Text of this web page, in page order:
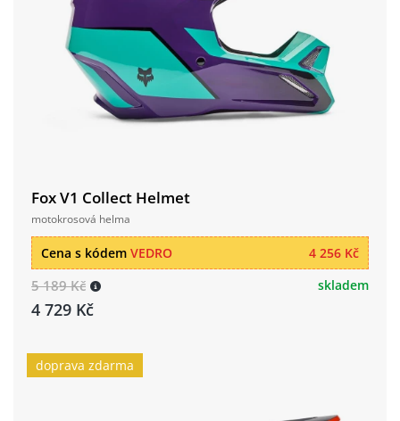
Fox V1 Collect Helmet
motokrosová helma
4 256 Kč
Cena s kódem VEDRO
5 189 Kč
4 729 Kč
skladem
doprava zdarma